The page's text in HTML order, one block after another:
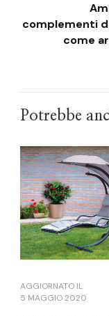
complementi
come
Potrebbe
AGGIORNATO IL
5 MAGGIO 2020